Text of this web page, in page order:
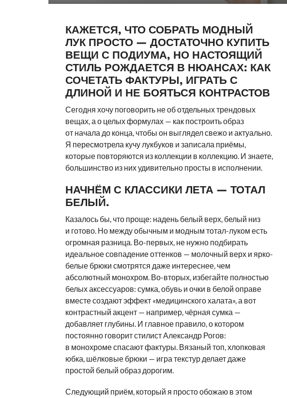
КАЖЕТСЯ, ЧТО СОБРАТЬ МОДНЫЙ
ЛУК ПРОСТО — ДОСТАТОЧНО КУПИТЬ
ВЕЩИ С ПОДИУМА, НО НАСТОЯЩИЙ
СТИЛЬ РОЖДАЕТСЯ В НЮАНСАХ: КАК
СОЧЕТАТЬ ФАКТУРЫ, ИГРАТЬ С
ДЛИНОЙ И НЕ БОЯТЬСЯ КОНТРАСТОВ
Сегодня хочу поговорить не об отдельных трендовых
вещах, а о целых формулах — как построить образ
от начала до конца, чтобы он выглядел свежо и актуально.
Я пересмотрела кучу лукбуков и записала приёмы,
которые повторяются из коллекции в коллекцию. И знаете,
большинство из них удивительно просты в исполнении.
НАЧНЁМ С КЛАССИКИ ЛЕТА — ТОТАЛ
БЕЛЫЙ.
Казалось бы, что проще: надень белый верх, белый низ
и готово. Но между обычным и модным тотал-луком есть
огромная разница. Во-первых, не нужно подбирать
идеальное совпадение оттенков — молочный верх и ярко-
белые брюки смотрятся даже интереснее, чем
абсолютный монохром. Во-вторых, избегайте полностью
белых аксессуаров: сумка, обувь и очки в белой оправе
вместе создают эффект «медицинского халата», а вот
контрастный акцент — например, чёрная сумка —
добавляет глубины. И главное правило, о котором
постоянно говорит стилист Александр Рогов:
в монохроме спасают фактуры. Вязаный топ, хлопковая
юбка, шёлковые брюки — игра текстур делает даже
простой белый образ дорогим.
Следующий приём, который я просто обожаю в этом